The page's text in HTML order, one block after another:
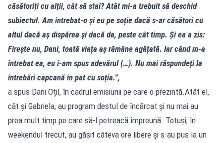
căsătoriți cu alții, cât să stai? Atât mi-a trebuit să deschid
subiectul. Am întrebat-o și eu pe soție dacă s-ar căsători cu
altul dacă aș dispărea și dacă da, peste cât timp. Și ea a zis:
Firește nu, Dani, toată viața aș rămâne agățată. Iar când m-a
întrebat ea, eu i-am spus adevărul (…). Nu mai răspundeți la
întrebări capcană în pat cu soția.”,
a spus Dani Oțil, în cadrul emisiunii pe care o prezintă.Atât el,
cât și Gabriela, au program destul de încărcat și nu mai au
prea mult timp pe care să-l petreacă împreună. Totuși, în
weekendul trecut, au găsit câteva ore libere și s-au pus la un